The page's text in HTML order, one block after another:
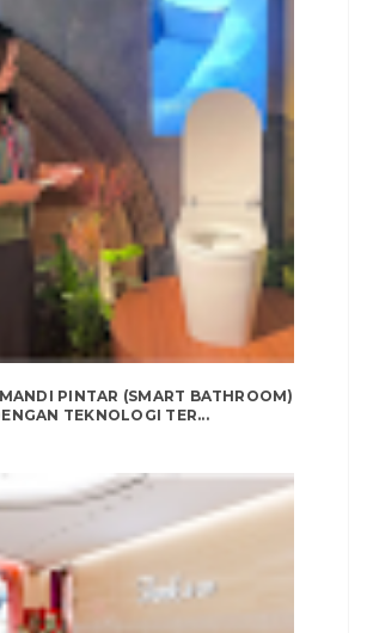
PINTAR (SMART BATHROOM)
TEKNOLOGI TER...